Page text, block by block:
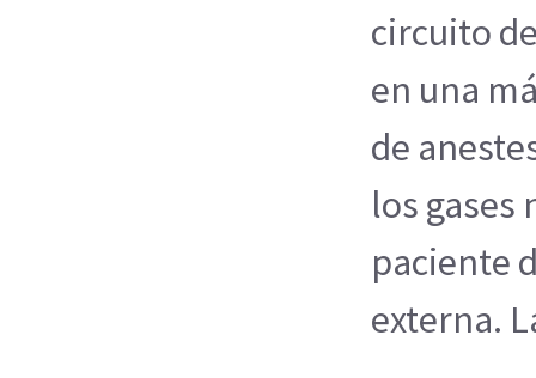
circuito
en una
de
los gases
paciente
externa.